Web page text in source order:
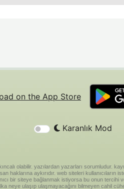
Karanlık Mod
olabilir. yazılardan yazarları sorumludur.
haklarına aykırıdır. web siteleri kullanıcıların
bir siteye bağlanmak istiyorsa bu onun tercihi
neye ulaşıp ulaşmayacağını bilmeyen cahil